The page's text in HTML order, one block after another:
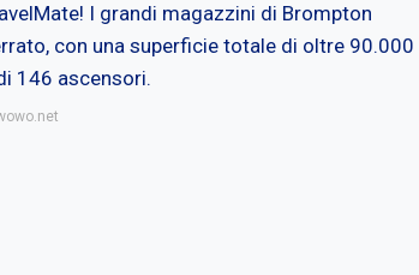
I grandi magazzini di Brompton
con una superficie totale di oltre 90.000
146 ascensori.